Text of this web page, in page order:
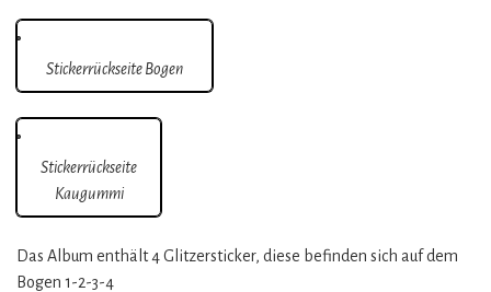
Stickerrückseite Bogen
Stickerrückseite
Kaugummi
Das Album enthält 4 Glitzersticker, diese befinden sich auf dem
Bogen 1-2-3-4